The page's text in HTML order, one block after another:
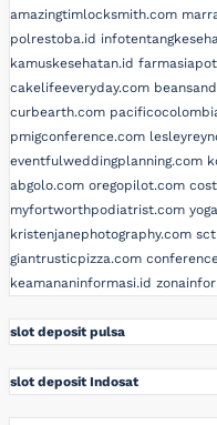
amazingtimlocksmith.com
polrestoba.id
kamuskesehatan.id
cakelifeeveryday.com
curbearth.com
pmigconference.com
eventfulweddingplanning.com
abgolo.com oregopilot.com
myfortworthpodiatrist.com
kristenjanephotography.com
giantrusticpizza.com
keamananinformasi.id
slot deposit pulsa
slot deposit Indosat